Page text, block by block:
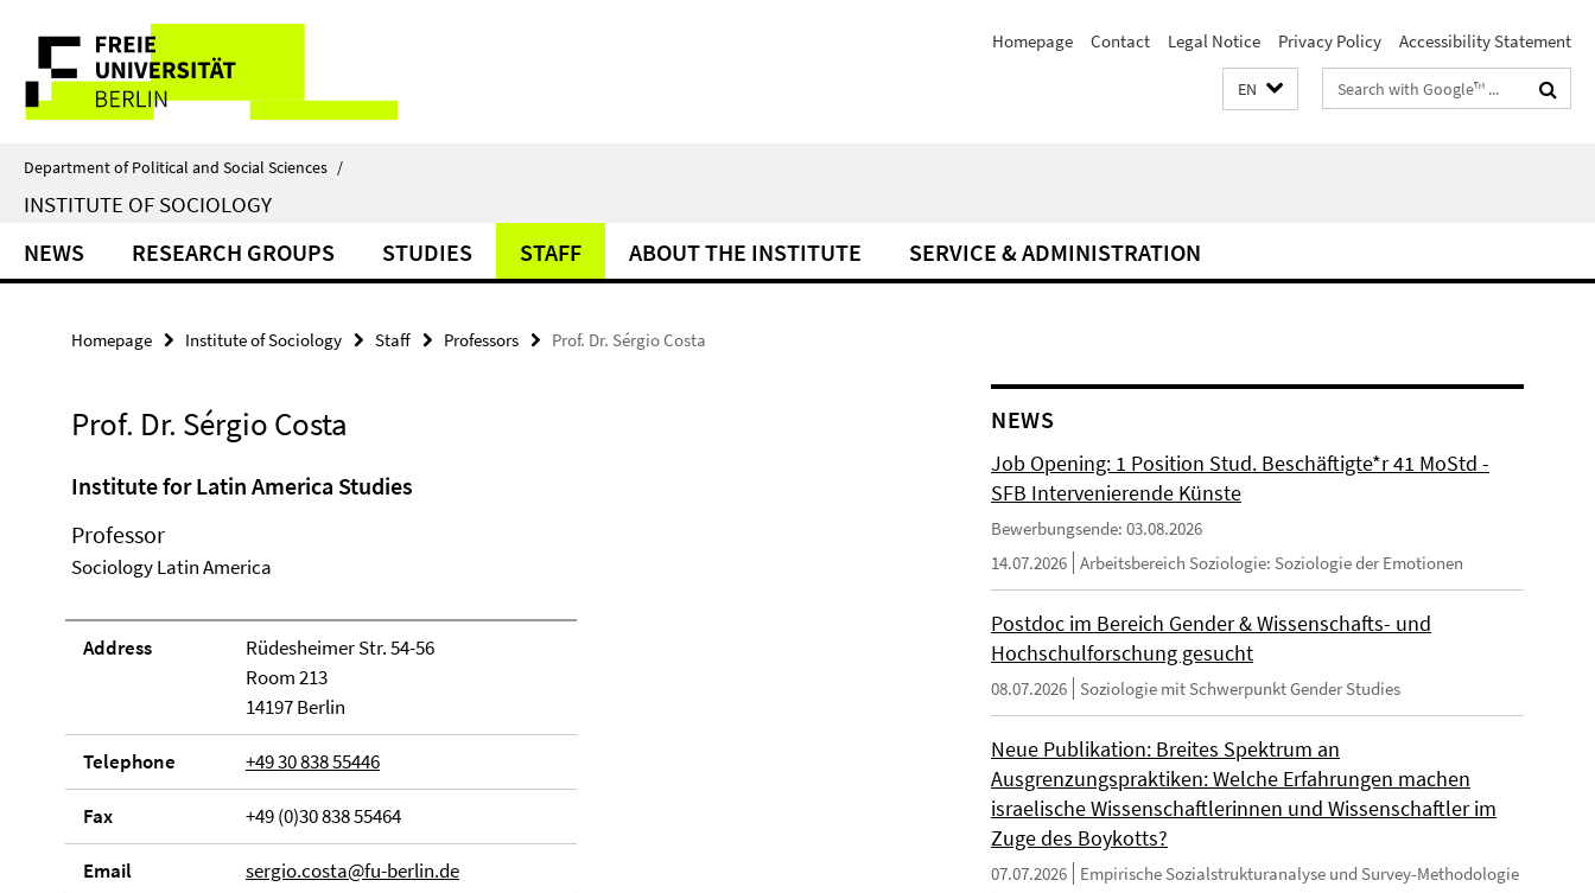
direkt
Inhalt
Service
Navigation
Homepage Contact Legal Notice Privacy Policy Accessibility Statement
EN
Search
terms
Department of Political and Social Sciences /
INSTITUTE OF SOCIOLOGY
NEWS RESEARCH GROUPS STUDIES STAFF ABOUT THE INSTITUTE SERVICE & ADMINISTRATION
Homepage Institute of Sociology Staff Professors Prof. Dr. Sérgio Costa
Prof. Dr. Sérgio Costa
Institute for Latin America Studies
Professor
Sociology Latin America
Address
Rüdesheimer Str. 54-56
Room 213
14197 Berlin
Telephone +49 30 838 55446
Fax +49 (0)30 838 55464
Email sergio.costa@fu-berlin.de
NEWS
Job Opening: 1 Position Stud. Beschäftigte*r 41 MoStd -
SFB Intervenierende Künste
Bewerbungsende: 03.08.2026
14.07.2026 Arbeitsbereich Soziologie: Soziologie der Emotionen
Postdoc im Bereich Gender & Wissenschafts- und
Hochschulforschung gesucht
08.07.2026 Soziologie mit Schwerpunkt Gender Studies
Neue Publikation: Breites Spektrum an
Ausgrenzungspraktiken: Welche Erfahrungen machen
israelische Wissenschaftlerinnen und Wissenschaftler im
Zuge des Boykotts?
07.07.2026 Empirische Sozialstrukturanalyse und Survey-Methodologie